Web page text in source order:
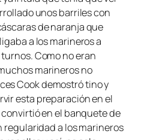
unos barriles con
de naranja que
a los marineros a
Como no eran
marineros no
Cook demostró tino y
esta preparación en el
en el banquete de
regularidad a los marineros